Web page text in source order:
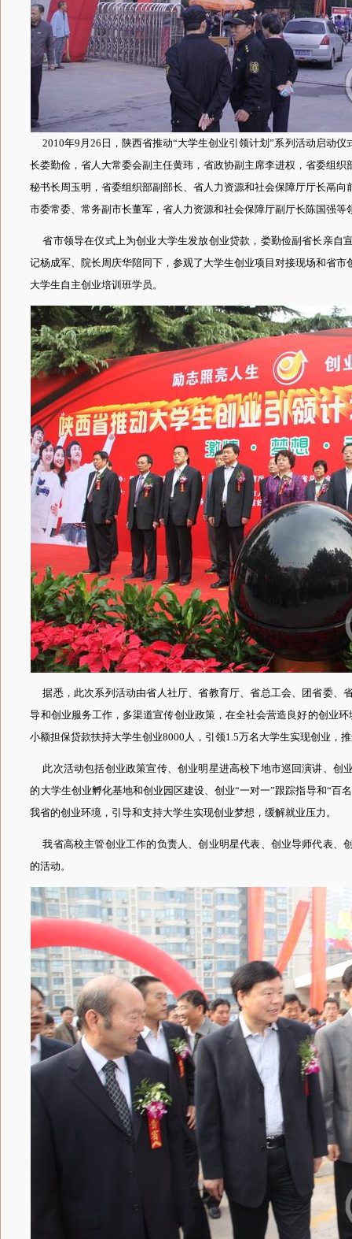
2010年9月26日，陕西省推动“大学生创业引领计划”系列活动启动
长娄勤俭，省人大常委会副主任黄玮，省政协副主席李进权，省委组
秘书长周玉明，省委组织部副部长、省人力资源和社会保障厅厅长鬲
市委常委、常务副市长董军，省人力资源和社会保障厅副厅长陈国强等
省市领导在仪式上为创业大学生发放创业贷款，娄勤俭副省长亲自
记杨成军、院长周庆华陪同下，参观了大学生创业项目对接现场和省
大学生自主创业培训班学员。
据悉，此次系列活动由省人社厅、省教育厅、省总工会、团省委、
导和创业服务工作，多渠道宣传创业政策，在全社会营造良好的创业
小额担保贷款扶持大学生创业8000人，引领1.5万名大学生实现创业，
此次活动包括创业政策宣传、创业明星进高校下地市巡回演讲、创
的大学生创业孵化基地和创业园区建设、创业“一对一”跟踪指导和“百
我省的创业环境，引导和支持大学生实现创业梦想，缓解就业压力。
我省高校主管创业工作的负责人、创业明星代表、创业导师代表、
的活动。